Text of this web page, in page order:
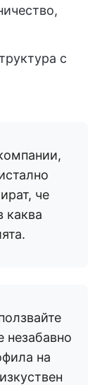
с
че
каква
незабавно
на